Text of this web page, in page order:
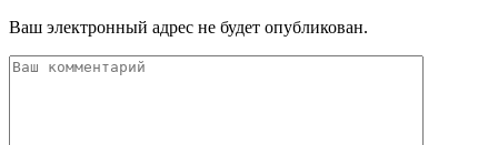
Ваш электронный адрес не будет опубликован.